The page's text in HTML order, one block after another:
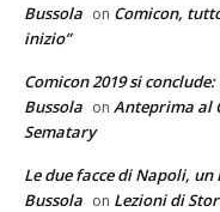
Bussola on Comicon,
inizio”
Comicon 2019 si
Bussola on Anteprima al
Sematary
Le due facce di Napoli,
Bussola on Lezioni di